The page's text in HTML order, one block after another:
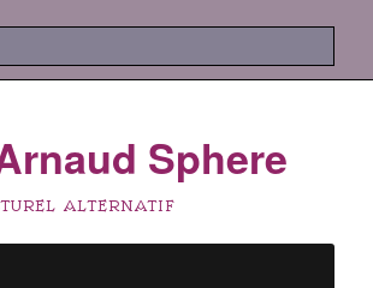
Sphere
ALTERNATIF